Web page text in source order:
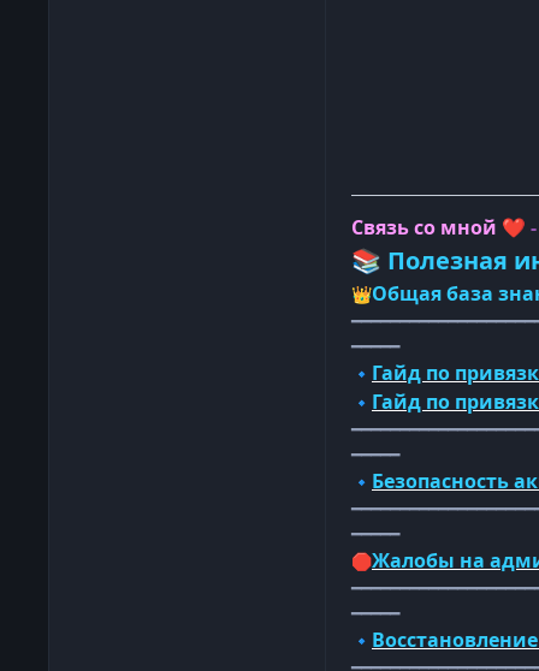
Связь со мной ❤️ -
📚 Полезная
👑Общая база
━━━━━
🔹 Гайд по
🔹 Гайд по
━━━━━
🔹 Безопасность
━━━━━
🛑Жалобы на
━━━━━
🔹